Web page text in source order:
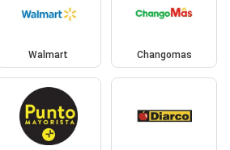
Walmart Changomas